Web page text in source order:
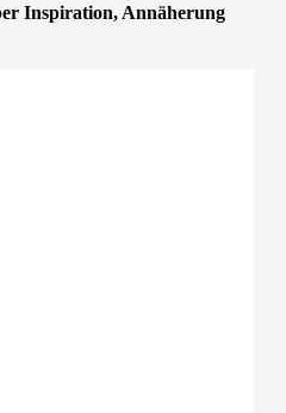
Inspiration, Annäherung